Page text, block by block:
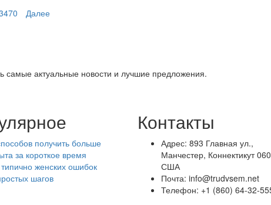
Далее
самые актуальные новости и лучшие предложения.
получить больше
за короткое время
женских ошибок
шагов
Контакты
Адрес: 893 Главная ул.,
Манчестер, Коннектикут
США
Почта: info@trudvsem.net
Телефон: +1 (860) 64-32-